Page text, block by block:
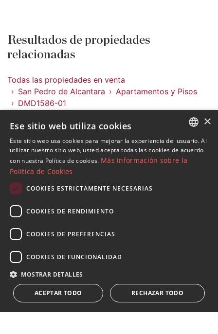
Resultados de propiedades
relacionadas
Todas las propiedades en venta
San Pedro de Alcantara
Apartamentos y Pisos
DMD1586-01
Propiedades en San Pedro de Alcantara
Apartamentos y Pisos en San Pedro de Alcantara
Suscribase a nuestro Newsletter
Reciba novedades sobre propiedades , actualidad y
Le informamos que los datos personales obtenidos mediante
este formulario...Expandir
ENGLISH
SPANISH
×
Ese sitio web utiliza cookies
Este sitio web usa cookies para mejorar la experiencia del usuario. Al
utilizar nuestro sitio web, usted acepta todas las cookies de acuerdo
con nuestra Política de cookies. Más información sobre la
Política de Cookies
COOKIES ESTRICTAMENTE NECESARIAS
COOKIES DE RENDIMIENTO
COOKIES DE PREFERENCIAS
COOKIES DE FUNCIONALIDAD
MOSTRAR DETALLES
ACEPTAR TODO RECHAZAR TODO